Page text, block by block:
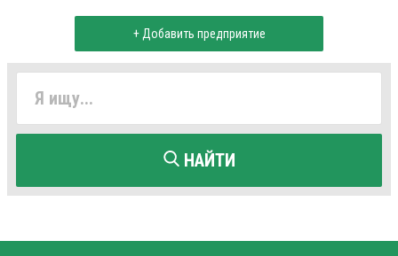
+ Добавить предприятие
НАЙТИ